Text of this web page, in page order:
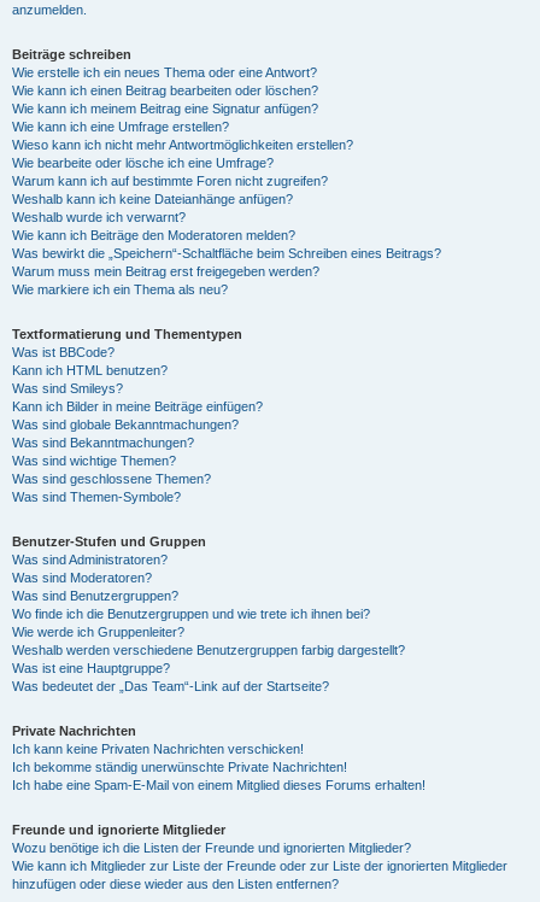
anzumelden.
Beiträge schreiben
Wie erstelle ich ein neues Thema oder eine Antwort?
Wie kann ich einen Beitrag bearbeiten oder löschen?
Wie kann ich meinem Beitrag eine Signatur anfügen?
Wie kann ich eine Umfrage erstellen?
Wieso kann ich nicht mehr Antwortmöglichkeiten erstellen?
Wie bearbeite oder lösche ich eine Umfrage?
Warum kann ich auf bestimmte Foren nicht zugreifen?
Weshalb kann ich keine Dateianhänge anfügen?
Weshalb wurde ich verwarnt?
Wie kann ich Beiträge den Moderatoren melden?
Was bewirkt die „Speichern“-Schaltfläche beim Schreiben eines Beitrags?
Warum muss mein Beitrag erst freigegeben werden?
Wie markiere ich ein Thema als neu?
Textformatierung und Thementypen
Was ist BBCode?
Kann ich HTML benutzen?
Was sind Smileys?
Kann ich Bilder in meine Beiträge einfügen?
Was sind globale Bekanntmachungen?
Was sind Bekanntmachungen?
Was sind wichtige Themen?
Was sind geschlossene Themen?
Was sind Themen-Symbole?
Benutzer-Stufen und Gruppen
Was sind Administratoren?
Was sind Moderatoren?
Was sind Benutzergruppen?
Wo finde ich die Benutzergruppen und wie trete ich ihnen bei?
Wie werde ich Gruppenleiter?
Weshalb werden verschiedene Benutzergruppen farbig dargestellt?
Was ist eine Hauptgruppe?
Was bedeutet der „Das Team“-Link auf der Startseite?
Private Nachrichten
Ich kann keine Privaten Nachrichten verschicken!
Ich bekomme ständig unerwünschte Private Nachrichten!
Ich habe eine Spam-E-Mail von einem Mitglied dieses Forums erhalten!
Freunde und ignorierte Mitglieder
Wozu benötige ich die Listen der Freunde und ignorierten Mitglieder?
Wie kann ich Mitglieder zur Liste der Freunde oder zur Liste der ignorierten Mitglieder
hinzufügen oder diese wieder aus den Listen entfernen?